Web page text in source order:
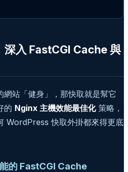
深入 FastCGI Cache 與
站「健身」，那快取就是幫它
的 Nginx 主機效能最佳化策略，
WordPress 快取外掛都來得更底
的 FastCGI Cache